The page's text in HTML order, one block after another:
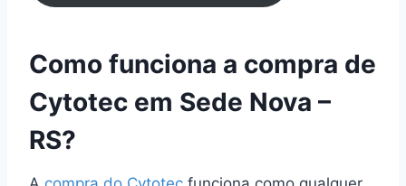
Como funciona a compra de
Cytotec em Sede Nova –
RS?